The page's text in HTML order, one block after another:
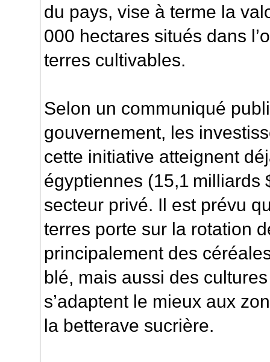
du pays, vise à terme la
000 hectares situés dans
terres cultivables.
Selon un communiqué
gouvernement, les
cette initiative atteignent
égyptiennes (15,1 milliards
secteur privé. Il est prévu
terres porte sur la rotation
principalement des
blé, mais aussi des
s’adaptent le mieux aux
la betterave sucrière.